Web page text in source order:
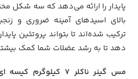
پایدار را ارائه می‌دهد که سه شکل
بالای اسیدهای آمینه ضروری و
ترکیب شده‌اند تا بتواند پروتئین
دهد تا به رشد عضلات شما کمک